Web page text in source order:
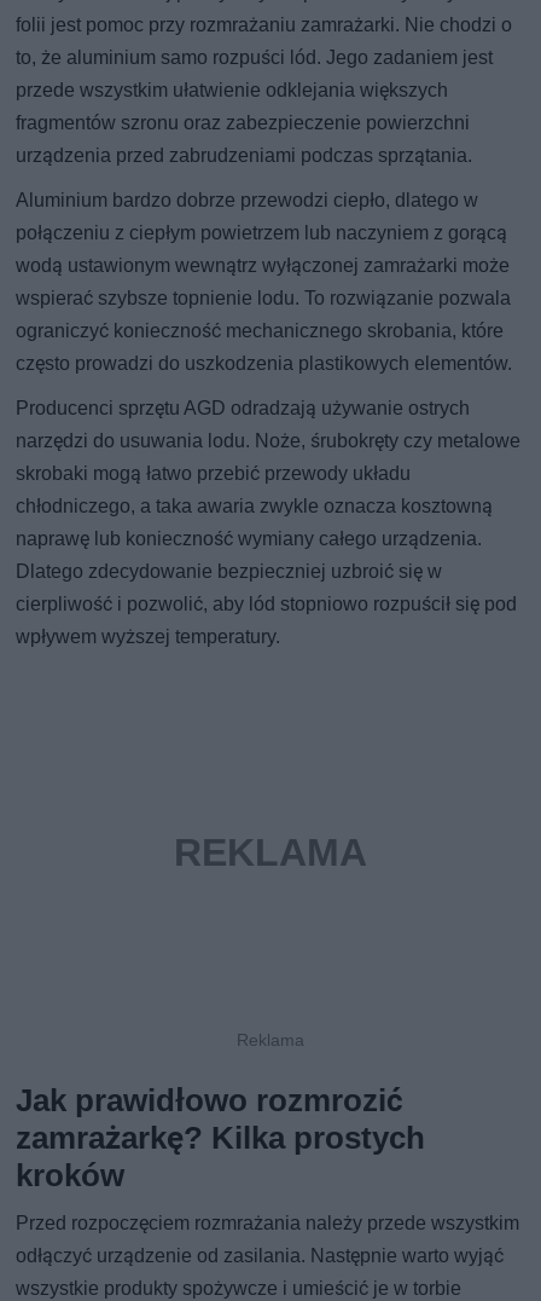
folii jest pomoc przy rozmrażaniu zamrażarki. Nie chodzi o
to, że aluminium samo rozpuści lód. Jego zadaniem jest
przede wszystkim ułatwienie odklejania większych
fragmentów szronu oraz zabezpieczenie powierzchni
urządzenia przed zabrudzeniami podczas sprzątania.
Aluminium bardzo dobrze przewodzi ciepło, dlatego w
połączeniu z ciepłym powietrzem lub naczyniem z gorącą
wodą ustawionym wewnątrz wyłączonej zamrażarki może
wspierać szybsze topnienie lodu. To rozwiązanie pozwala
ograniczyć konieczność mechanicznego skrobania, które
często prowadzi do uszkodzenia plastikowych elementów.
Producenci sprzętu AGD odradzają używanie ostrych
narzędzi do usuwania lodu. Noże, śrubokręty czy metalowe
skrobaki mogą łatwo przebić przewody układu
chłodniczego, a taka awaria zwykle oznacza kosztowną
naprawę lub konieczność wymiany całego urządzenia.
Dlatego zdecydowanie bezpieczniej uzbroić się w
cierpliwość i pozwolić, aby lód stopniowo rozpuścił się pod
wpływem wyższej temperatury.
Jak prawidłowo rozmrozić
zamrażarkę? Kilka prostych
kroków
Przed rozpoczęciem rozmrażania należy przede wszystkim
odłączyć urządzenie od zasilania. Następnie warto wyjąć
wszystkie produkty spożywcze i umieścić je w torbie